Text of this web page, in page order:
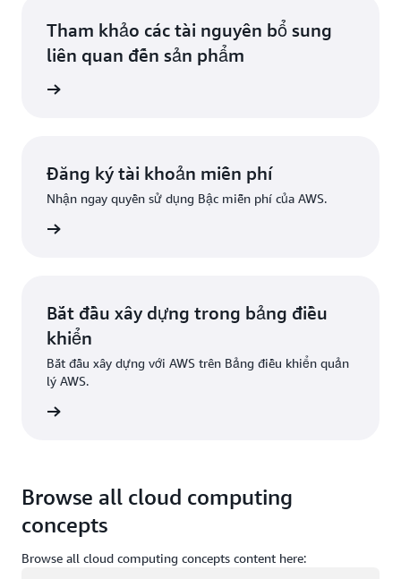
Tham khảo các tài nguyên bổ sung
liên quan đến sản phẩm
Đăng ký tài khoản miễn phí
Nhận ngay quyền sử dụng Bậc miễn phí của AWS.
Bắt đầu xây dựng trong bảng điều
khiển
Bắt đầu xây dựng với AWS trên Bảng điều khiển quản
lý AWS.
Browse all cloud computing
concepts
Browse all cloud computing concepts content here: